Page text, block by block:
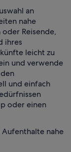
an
nahe
Reisende,
ihres
leicht zu
und verwende
und einfach
oder einen
nahe